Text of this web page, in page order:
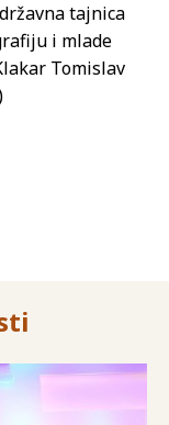
tajnica
i mlade
Tomislav